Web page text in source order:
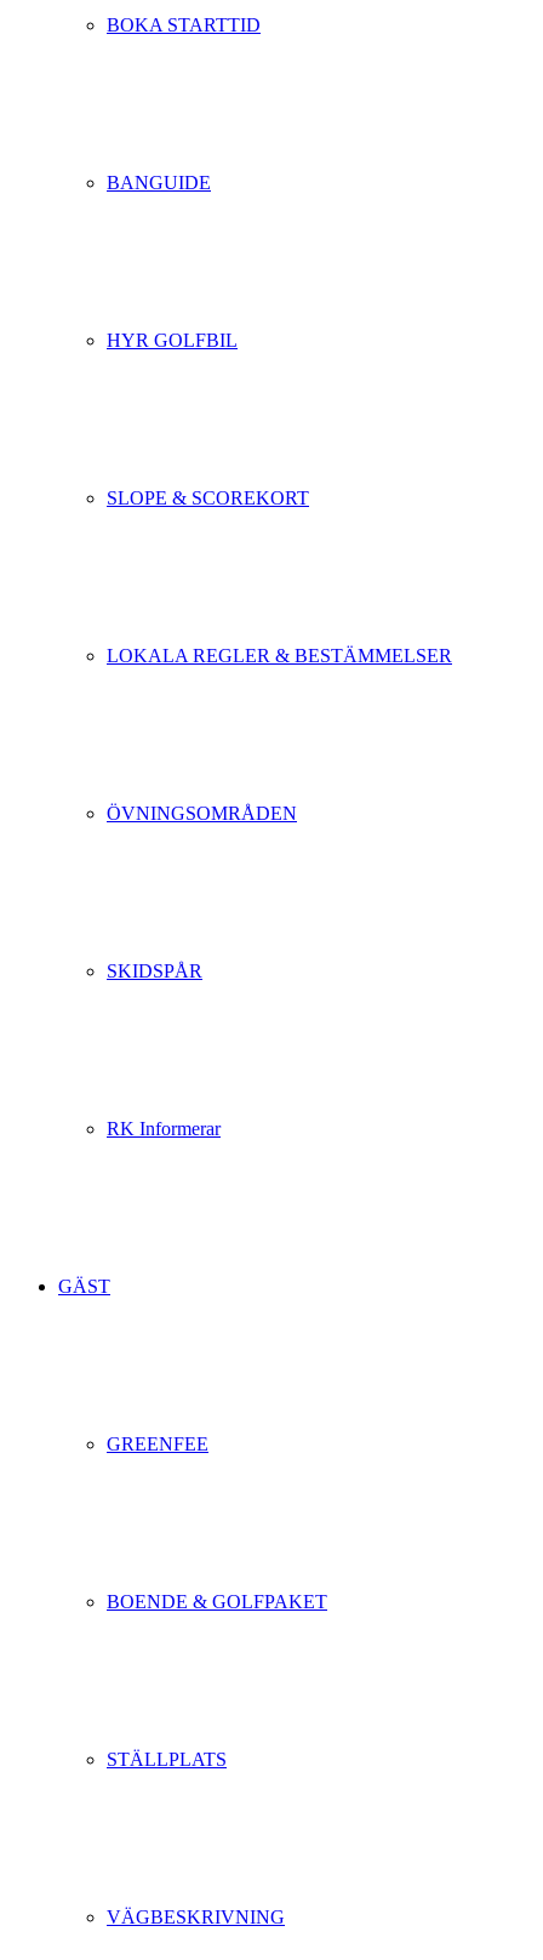
BOKA STARTTID
BANGUIDE
HYR GOLFBIL
SLOPE & SCOREKORT
LOKALA REGLER & BESTÄMMELSER
ÖVNINGSOMRÅDEN
SKIDSPÅR
RK Informerar
GÄST
GREENFEE
BOENDE & GOLFPAKET
STÄLLPLATS
VÄGBESKRIVNING